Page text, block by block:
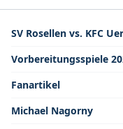
SV Rosellen vs. KFC
Vorbereitungsspiele
Fanartikel
Michael Nagorny